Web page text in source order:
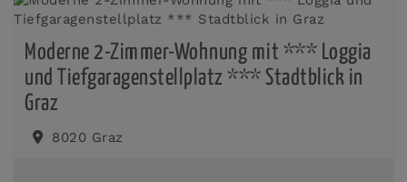
Moderne 2-Zimmer-Wohnung mit *** Loggia
und Tiefgaragenstellplatz *** Stadtblick in
Graz
8020 Graz